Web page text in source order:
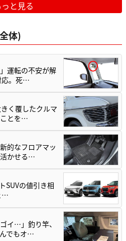
と見る
体)
運転の不安が解
応。死…
く覆したクルマ
ことを…
的なフロアマッ
活かせる…
SUVの値引き相
…
イ…」釣り竿、
でもオ…